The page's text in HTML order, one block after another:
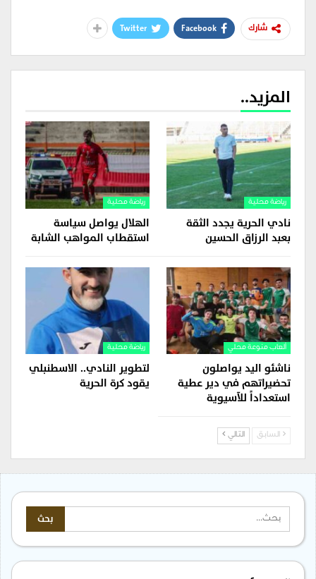
شارك Facebook
Twitter
المزيد..
رياضة محلية
نادي الحرية يجدد الثقة
بعبد الرزاق الحسين
رياضة محلية
الهلال يواصل سياسة
استقطاب المواهب الشابة
ألعاب منوعة محلي
ناشئو اليد يواصلون
تحضيراتهم في دير عطية
استعداداً للآسيوية
رياضة محلية
لتطوير النادي.. الاسطنبلي
يقود كرة الحرية
السابق التالي